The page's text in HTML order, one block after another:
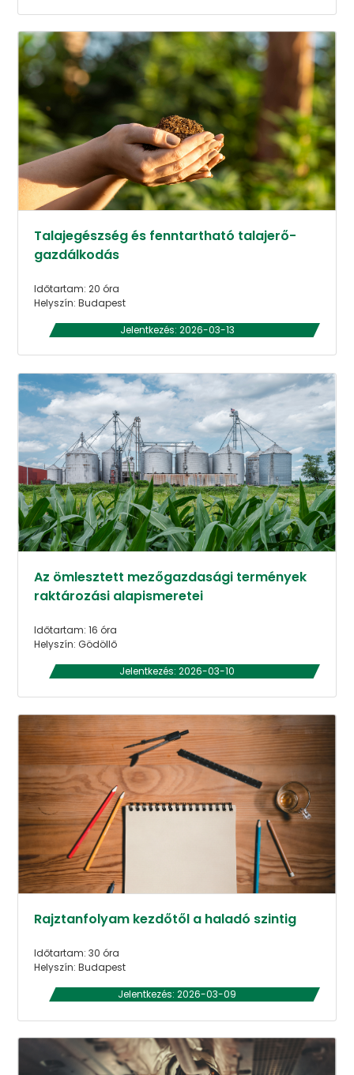
Talajegészség és fenntartható talajerő-
gazdálkodás
Időtartam: 20 óra
Helyszín: Budapest
Jelentkezés: 2026-03-13
Az ömlesztett mezőgazdasági termények
raktározási alapismeretei
Időtartam: 16 óra
Helyszín: Gödöllő
Jelentkezés: 2026-03-10
Rajztanfolyam kezdőtől a haladó szintig
Időtartam: 30 óra
Helyszín: Budapest
Jelentkezés: 2026-03-09